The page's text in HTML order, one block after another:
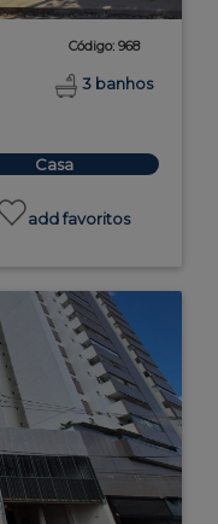
Código: 968
3 banhos
Casa
add favoritos